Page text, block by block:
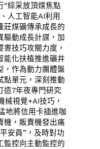
“綜采放頂煤焦點
人工智能AI利用
莊煤礦傳承成長的
驅動成長計謀，加
技巧攻關力度，
能化扶植推進礦井
，作為動力團體盤
點單元，深刻推動
造7年夜專門研究
械視覺+AI技巧，
地將信用卡插進咖
機，販賣機發出痛
安員”，及時對功
監控向主動監控的